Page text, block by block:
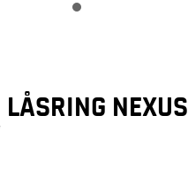
NEXUS